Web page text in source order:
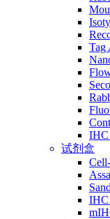
Tag
IHC
试剂盒